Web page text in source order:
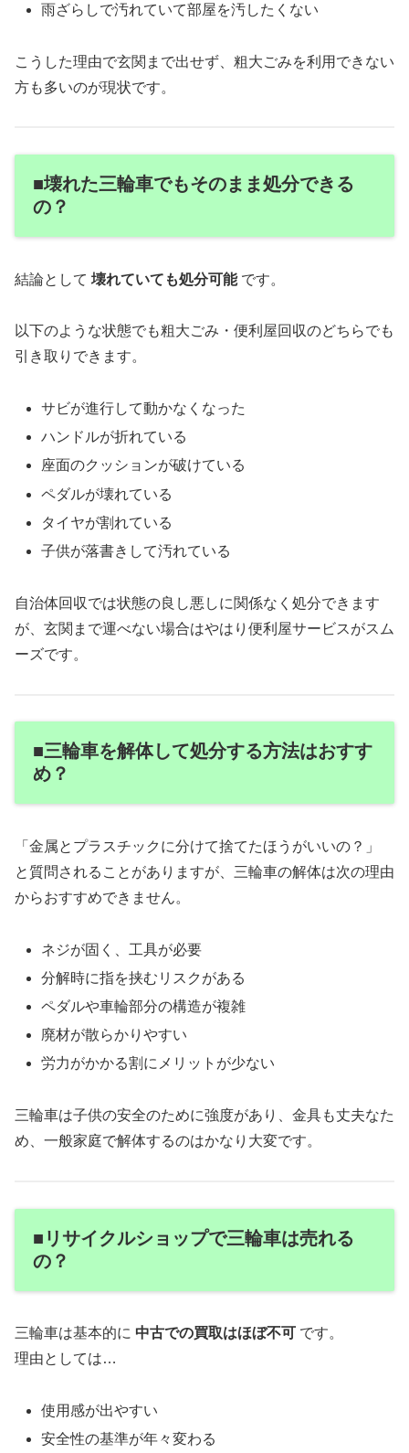
雨ざらしで汚れていて部屋を汚したくない
こうした理由で玄関まで出せず、粗大ごみを利用できない
方も多いのが現状です。
■壊れた三輪車でもそのまま処分できる
の？
結論として 壊れていても処分可能です。
以下のような状態でも粗大ごみ・便利屋回収のどちらでも
引き取りできます。
サビが進行して動かなくなった
ハンドルが折れている
座面のクッションが破けている
ペダルが壊れている
タイヤが割れている
子供が落書きして汚れている
自治体回収では状態の良し悪しに関係なく処分できます
が、玄関まで運べない場合はやはり便利屋サービスがスム
ーズです。
■三輪車を解体して処分する方法はおすす
め？
「金属とプラスチックに分けて捨てたほうがいいの？」
と質問されることがありますが、三輪車の解体は次の理由
からおすすめできません。
ネジが固く、工具が必要
分解時に指を挟むリスクがある
ペダルや車輪部分の構造が複雑
廃材が散らかりやすい
労力がかかる割にメリットが少ない
三輪車は子供の安全のために強度があり、金具も丈夫なた
め、一般家庭で解体するのはかなり大変です。
■リサイクルショップで三輪車は売れる
の？
三輪車は基本的に 中古での買取はほぼ不可 です。
理由としては…
使用感が出やすい
安全性の基準が年々変わる